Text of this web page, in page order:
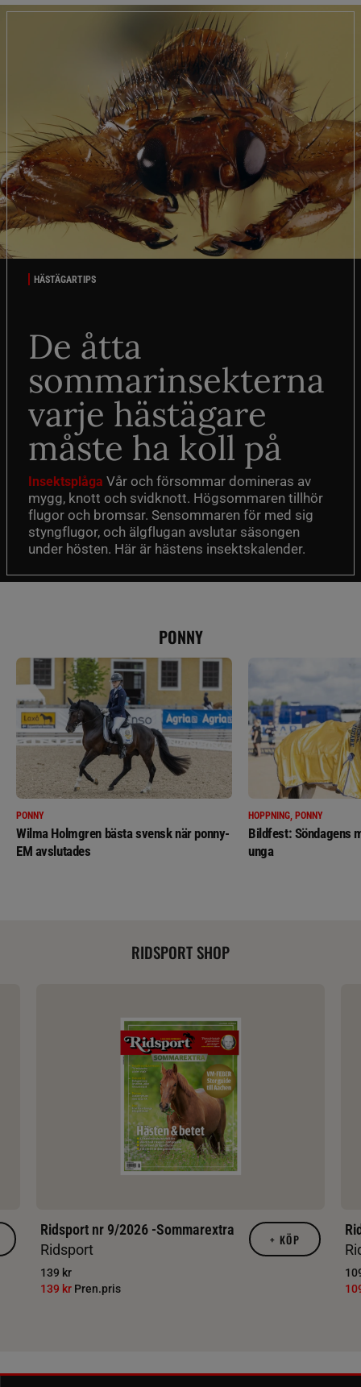
HÄSTÄGARTIPS
De åtta
sommarinsekterna
varje hästägare
måste ha koll på
Insektsplåga Vår och försommar domineras av
mygg, knott och svidknott. Högsommaren tillhör
flugor och bromsar. Sensommaren för med sig
styngflugor, och älgflugan avslutar säsongen
under hösten. Här är hästens insektskalender.
PONNY
PONNY
Wilma Holmgren bästa svensk när ponny-
EM avslutades
HOPPNING, PONNY
Bildfest: Söndagens
unga
RIDSPORT SHOP
Ridsport nr 9/2026 -Sommarextra
Ridsport
139 kr
139 kr Pren.pris
+ KÖP